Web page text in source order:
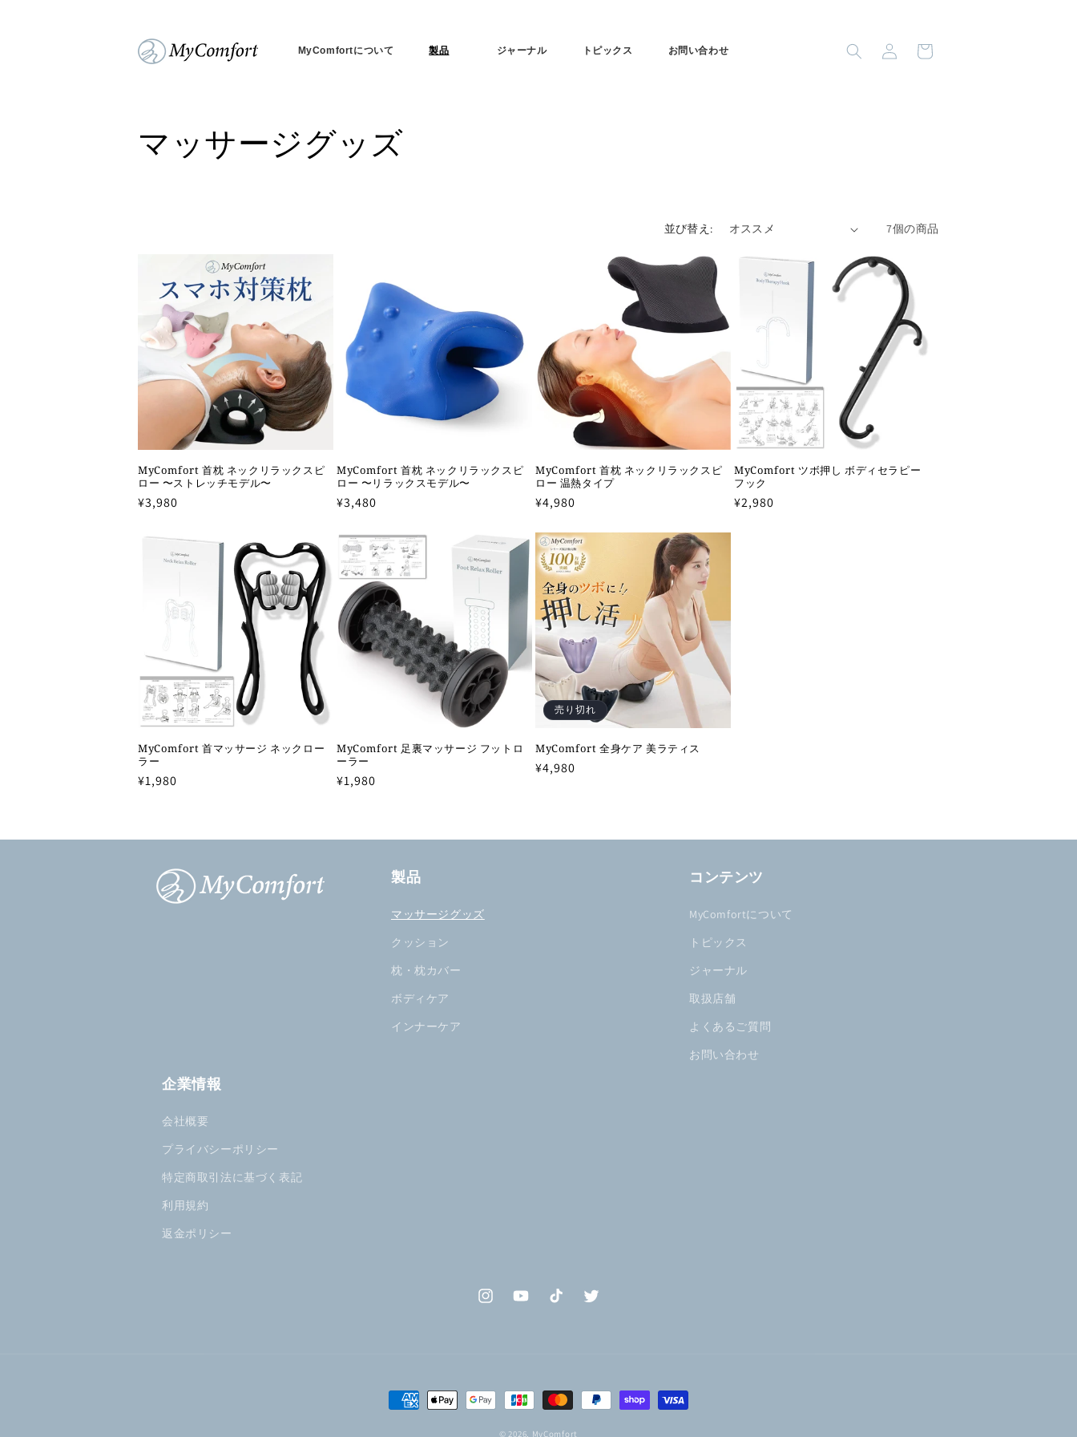
MyComfortについて 製品 ジャーナル トピックス お問い合わせ
イ
ー
コ
ョ
ン
:
マッサージグッズ
並び替え: 7個の商品
MyComfort 首枕 ネックリラックスピ
ロー 〜ストレッチモデル〜
通
価
¥3,980
MyComfort 首枕 ネックリラックスピ
ロー 〜リラックスモデル〜
通
価
格
¥3,480
MyComfort 首枕 ネックリラックスピ
ロー 温熱タイプ
通
価
格
¥4,980
MyComfort ツボ押し ボディセラピー
フック
通
¥2,980
MyComfort 首マッサージ ネックロー
ラー
通
格
¥1,980
MyComfort 足裏マッサージ フットロ
ーラー
通
格
¥1,980
売り切れ
MyComfort 全身ケア 美ラティス
通
¥4,980
製品
マッサージグッズ
クッション
枕・枕カバー
ボディケア
インナーケア
コンテンツ
MyComfortについて
トピックス
ジャーナル
取扱店舗
よくあるご質問
お問い合わせ
企業情報
会社概要
プライバシーポリシー
特定商取引法に基づく表記
利用規約
返金ポリシー
InstagramYouTubeTikTok Twitter
© 2026, MyComfort